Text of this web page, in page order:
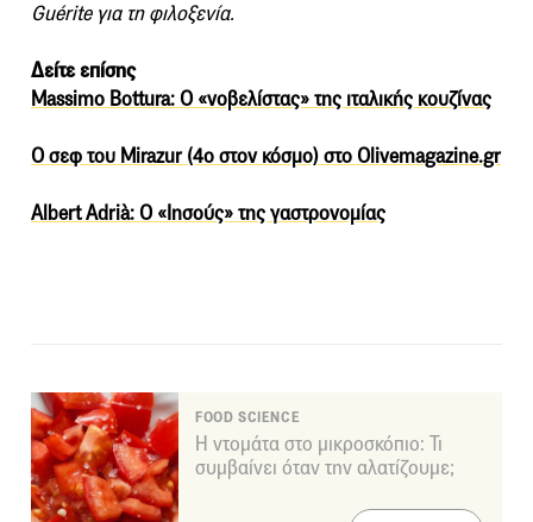
Guérite για τη φιλοξενία.
Δείτε επίσης
Massimo Bottura: Ο «νοβελίστας» της ιταλικής κουζίνας
Ο σεφ του Mirazur (4ο στον κόσμο) στο Olivemagazine.gr
Albert Adrià: O «Ιησούς» της γαστρονομίας
FOOD SCIENCE
Η ντομάτα στο μικροσκόπιο: Τι
συμβαίνει όταν την αλατίζουμε;